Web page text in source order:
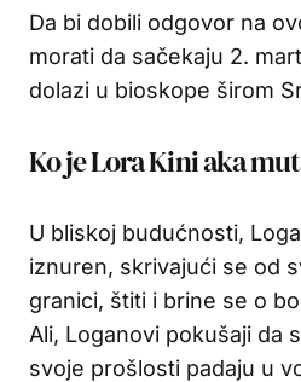
Da bi dobili odgovor na
morati da sačekaju 2.
dolazi u bioskope širom
Ko je Lora Kini aka
U bliskoj budućnosti,
iznuren, skrivajući se od
granici, štiti i brine se o
Ali, Loganovi pokušaji da
svoje prošlosti padaju u